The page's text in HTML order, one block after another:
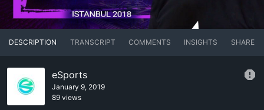
DESCRIPTION TRANSCRIPT COMMENTS INSIGHTS SHARE
eSports
January 9, 2019
89 views